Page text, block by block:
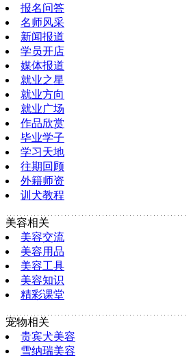
报名问答
名师风采
新闻报道
学员开店
媒体报道
就业之星
就业方向
就业广场
作品欣赏
毕业学子
学习天地
往期回顾
外籍师资
训犬教程
美容相关
美容交流
美容用品
美容工具
美容知识
精彩课堂
宠物相关
贵宾犬美容
雪纳瑞美容